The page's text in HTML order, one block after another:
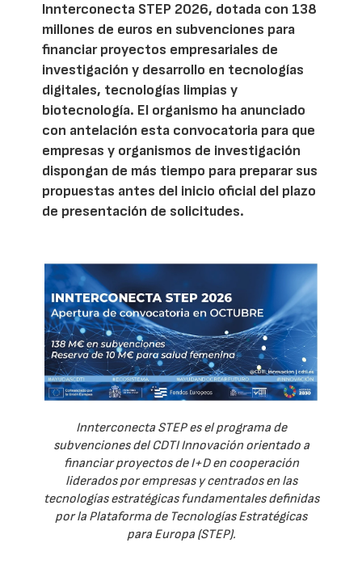
Innterconecta STEP 2026, dotada con 138
millones de euros en subvenciones para
financiar proyectos empresariales de
investigación y desarrollo en tecnologías
digitales, tecnologías limpias y
biotecnología. El organismo ha anunciado
con antelación esta convocatoria para que
empresas y organismos de investigación
dispongan de más tiempo para preparar sus
propuestas antes del inicio oficial del plazo
de presentación de solicitudes.
Innterconecta STEP es el programa de
subvenciones del CDTI Innovación orientado a
financiar proyectos de I+D en cooperación
liderados por empresas y centrados en las
tecnologías estratégicas fundamentales definidas
por la Plataforma de Tecnologías Estratégicas
para Europa (STEP).